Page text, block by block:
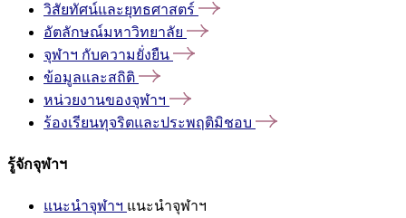
วิสัยทัศน์และยุทธศาสตร์
อัตลักษณ์มหาวิทยาลัย
จุฬาฯ กับความยั่งยืน
ข้อมูลและสถิติ
หน่วยงานของจุฬาฯ
ร้องเรียนทุจริตและประพฤติมิชอบ
รู้จักจุฬาฯ
แนะนำจุฬาฯ แนะนำจุฬาฯ